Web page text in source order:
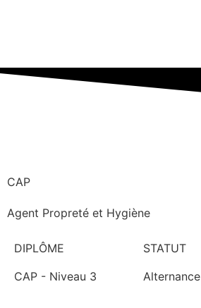
CAP
Agent Propreté et Hygiène
DIPLÔME
CAP - Niveau 3
STATUT
Alternance